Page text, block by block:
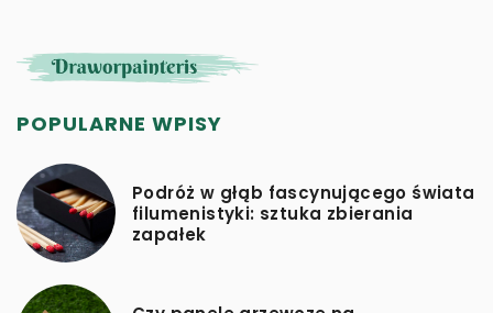
POPULARNE WPISY
Podróż w głąb fascynującego świata
filumenistyki: sztuka zbierania
zapałek